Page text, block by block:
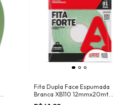
Fita Dupla Face Espumada
Branca XB110 12mmx20mt
Adere